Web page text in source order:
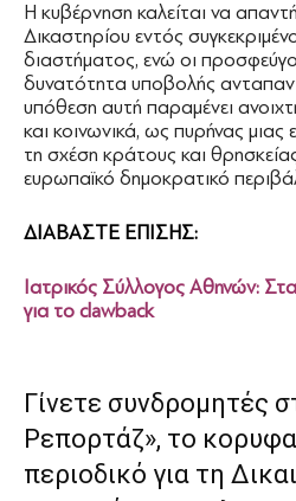
Η κυβέρνηση καλείται να
Δικαστηρίου εντός
διαστήματος, ενώ οι
δυνατότητα υποβολής
υπόθεση αυτή παραμένει
και κοινωνικά, ως πυρήνας μιας
τη σχέση κράτους και
ευρωπαϊκό δημοκρατικό
ΔΙΑΒΑΣΤΕ ΕΠΙΣΗΣ:
Ιατρικός Σύλλογος Αθηνών:
για το clawback
Γίνετε συνδρομητές
Ρεπορτάζ», το
περιοδικό για τη